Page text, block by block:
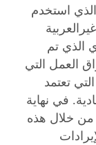
استخدم
الذي تم
العمل التي
تعتمد
في نهاية
من خلال هذه